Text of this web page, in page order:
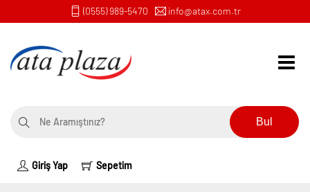
(0555) 989-5470 info@atax.com.tr
Bul
Giriş Yap Sepetim